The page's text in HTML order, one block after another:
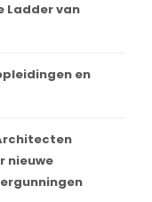
Ladder van
en
nieuwe